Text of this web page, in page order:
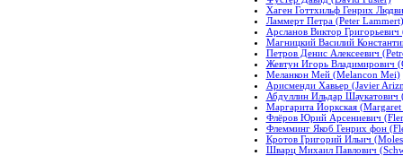
Хаген Готтхильф Генрих
Ламмерт Петра (Peter Lammert)
Арсланов Виктор
Магницкий Василий
Петров Денис Алексеевич
Жевтун Игорь Владимирович
Меланкон Мей (Melancon Mei)
Арисменди Хавьер (Javier
Абдуллин Ильдар
Маргарита Йоркская
Флёров Юрий Арсениевич
Флемминг Якоб Генрих фон
Кротов Григорий Ильич
Шварц Михаил Павлович